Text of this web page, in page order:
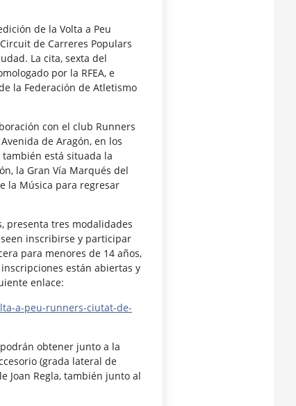
de la Volta a Peu
de Carreres Populars
La cita, sexta del
por la RFEA, e
la Federación de Atletismo
con el club Runners
de Aragón, en los
está situada la
la Gran Vía Marqués del
la Música para regresar
presenta tres modalidades
inscribirse y participar
para menores de 14 años,
están abiertas y
enlace:
a-peu-runners-ciutat-de-
obtener junto a la
(grada lateral de
Joan Regla, también junto al